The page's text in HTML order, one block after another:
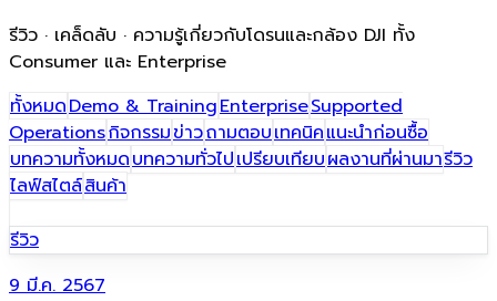
รีวิว · เคล็ดลับ · ความรู้เกี่ยวกับโดรนและกล้อง DJI ทั้ง
Consumer และ Enterprise
ทั้งหมดDemo & TrainingEnterpriseSupported
Operationsกิจกรรมข่าวถามตอบเทคนิคแนะนำก่อนซื้อ
บทความทั้งหมดบทความทั่วไปเปรียบเทียบผลงานที่ผ่านมา​รีวิว
ไลฟ์สไตล์สินค้า
รีวิว
9 มี.ค. 2567